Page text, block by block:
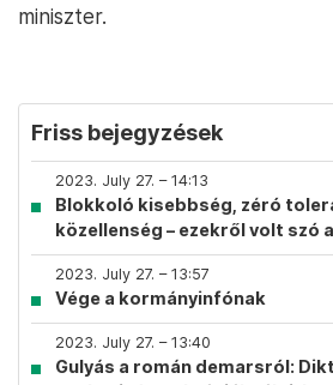
miniszter.
Friss bejegyzések
2023. July 27. – 14:13
Blokkoló kisebbség, zéró
közellenség – ezekről volt szó
2023. July 27. – 13:57
Vége a kormányinfónak
2023. July 27. – 13:40
Gulyás a román demarsról: